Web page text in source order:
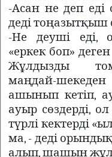
-Асан не деп еді
деді тоңазытқыш
-Не деуші еді,
«еркек боп»
Жұлдызды
маңдай-
ашынып кетіп,
ауыр сөздерді,
түрлі кектерді
ма, - деді
алып, шашын